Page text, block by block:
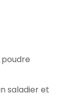
poudre
saladier et